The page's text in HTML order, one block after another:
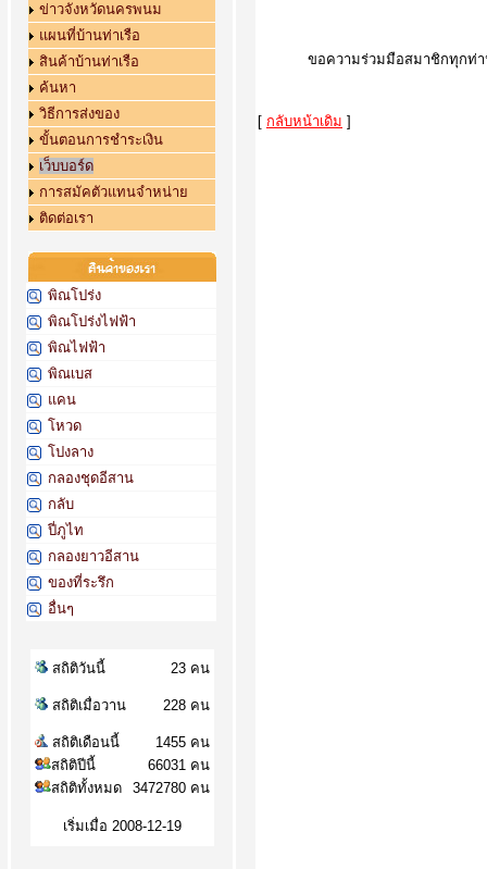
ข่าวจังหวัดนครพนม
แผนที่บ้านท่าเรือ
สินค้าบ้านท่าเรือ
ค้นหา
วิธีการส่งของ
ขั้นตอนการชำระเงิน
เว็บบอร์ด
การสมัคตัวแทนจำหน่าย
ติดต่อเรา
พิณโปร่ง
พิณโปร่งไฟฟ้า
พิณไฟฟ้า
พิณเบส
แคน
โหวด
โปงลาง
กลองชุดอีสาน
กลับ
ปี่ภูไท
กลองยาวอีสาน
ของที่ระรึก
อื่นๆ
สถิติวันนี้ 23 คน
สถิติเมื่อวาน 228 คน
สถิติเดือนนี้
สถิติปีนี้
สถิติทั้งหมด
1455 คน
66031 คน
3472780 คน
เริ่มเมื่อ 2008-12-19
ขอความร่วมมือสมาชิกทุกท่า
[ กลับหน้าเดิม ]